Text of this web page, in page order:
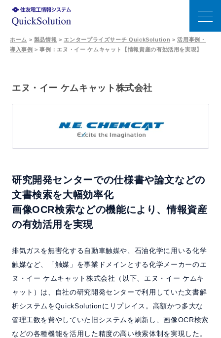
エンタープライズサーチの選び方
価格
サポート
よくある質問
セミナー
お問い合わせ／資料請求
ホーム > 製品情報 > エンタープライズサーチ QuickSolution >活用事例・
導入事例 >事例：エヌ・イー ケムキャット【情報資産の有効活用を実現】
エヌ・イー ケムキャット株式会社
研究開発センターでの仕様書や論文などの
文書検索を大幅効率化
画像OCR検索などの機能により、情報資産
の有効活用を実現
排気ガスを無害化する自動車触媒や、石油化学に用いる化学
触媒など、「触媒」を事業ドメインとする化学メーカーのエ
ヌ・イー ケムキャット株式会社（以下、エヌ・イー ケムキ
ャット）は、自社の研究開発センターで利用していた文書解
析システムをQuickSolutionにリプレイス。高額かつ多大な
管理工数を費やしていた旧システムを刷新し、画像OCR検索
などの各種機能を活用した精度の高い検索体制を実現した。